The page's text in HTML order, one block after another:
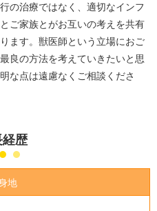
の治療ではなく、適切なインフ
ご家族とがお互いの考えを共有
ます。獣医師という立場におご
良の方法を考えていきたいと思
な点は遠慮なくご相談くださ
経歴
地